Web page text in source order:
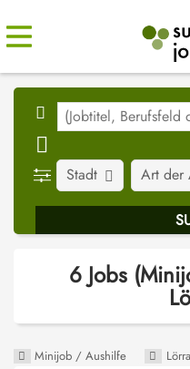
Stadt Art der
6 Jobs
Minijob / Aushilfe